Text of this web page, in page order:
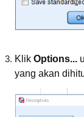
Klik Options...
yang akan